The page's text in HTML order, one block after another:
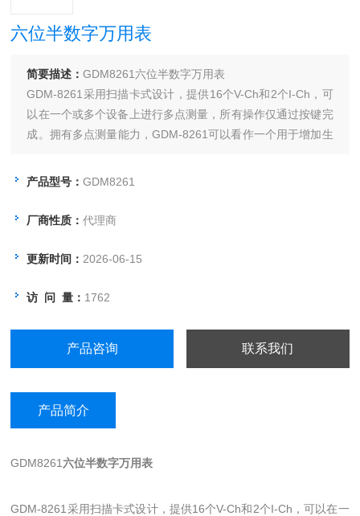
六位半数字万用表
简要描述：GDM8261六位半数字万用表
GDM-8261采用扫描卡式设计，提供16个V-Ch和2个I-Ch，可
以在一个或多个设备上进行多点测量，所有操作仅通过按键完
成。拥有多点测量能力，GDM-8261可以看作一个用于增加生
记录的数据记录器。它的PC软件和DMM-Viewer支持多通道面
产品型号：GDM8261
厂商性质：代理商
更新时间： 2026-06-15
访 问 量： 1762
产品咨询 联系我们
产品简介
GDM8261六位半数字万用表
GDM-8261采用扫描卡式设计，提供16个V-Ch和2个I-Ch，可以在一